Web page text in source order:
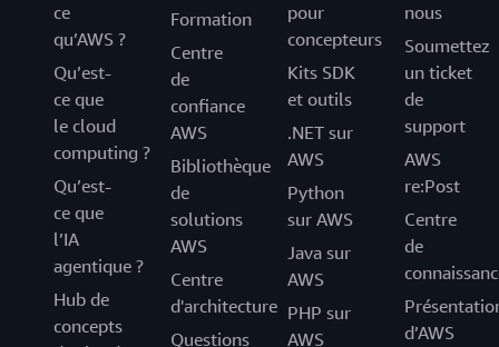
ce
qu’AWS ?
Qu’est-
ce que
le cloud
computing ?
Qu’est-
ce que
l’IA
agentique ?
Hub de
concepts
Formation
Centre
de
confiance
AWS
Bibliothèque
de
solutions
AWS
Centre
d'architecture
Questions
pour
concepteurs
Kits SDK
et outils
.NET sur
AWS
Python
sur AWS
Java sur
AWS
PHP sur
AWS
nous
Soumettez
un ticket
de
support
AWS
re:Post
Centre
de
d’AWS